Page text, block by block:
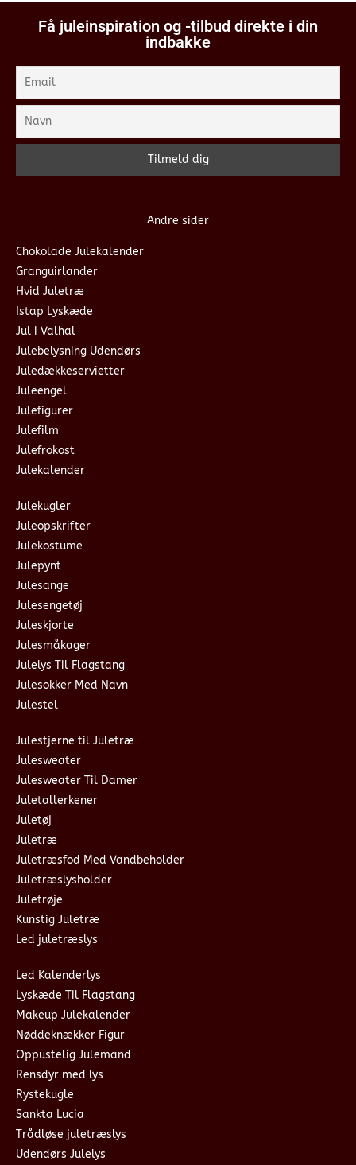
Få juleinspiration og -tilbud direkte i din
indbakke
Andre sider
Chokolade Julekalender
Granguirlander
Hvid Juletræ
Istap Lyskæde
Jul i Valhal
Julebelysning Udendørs
Juledækkeservietter
Juleengel
Julefigurer
Julefilm
Julefrokost
Julekalender
Julekugler
Juleopskrifter
Julekostume
Julepynt
Julesange
Julesengetøj
Juleskjorte
Julesmåkager
Julelys Til Flagstang
Julesokker Med Navn
Julestel
Julestjerne til Juletræ
Julesweater
Julesweater Til Damer
Juletallerkener
Juletøj
Juletræ
Juletræsfod Med Vandbeholder
Juletræslysholder
Juletrøje
Kunstig Juletræ
Led juletræslys
Led Kalenderlys
Lyskæde Til Flagstang
Makeup Julekalender
Nøddeknækker Figur
Oppustelig Julemand
Rensdyr med lys
Rystekugle
Sankta Lucia
Trådløse juletræslys
Udendørs Julelys